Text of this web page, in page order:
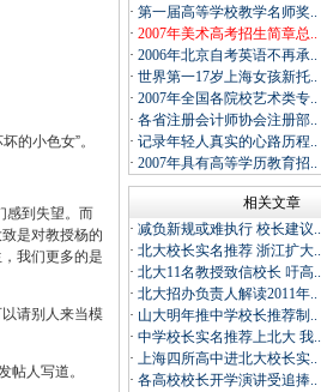
的小色女”。
感到失望。而
是对教授杨的
我们更多的是
请别人来当模
帖人写道。
· 第一届高等学校教学名师奖..
· 2007年美术高考招生简章总..
· 2006年北京自考英语不再承..
· 世界第一17岁上海女孩新托..
· 2007年全国各院校艺术类专..
· 各省注册会计师协会注册部..
· 记录年轻人真实的心路历程..
· 2007年具有高等学历教育招..
相关文章
· 减负新规或难执行 校长建议..
· 北大校长实名推荐 浙江扩大..
· 北大11名教授致信校长 吁高..
· 北大招办负责人解读2011年..
· 山大明年推中学校长推荐制..
· 中学校长实名推荐上北大 我..
· 上海四所高中进北大校长实..
· 各高校校长开学演讲受追捧..